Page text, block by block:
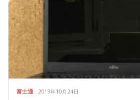
富士通 2019年10月24日